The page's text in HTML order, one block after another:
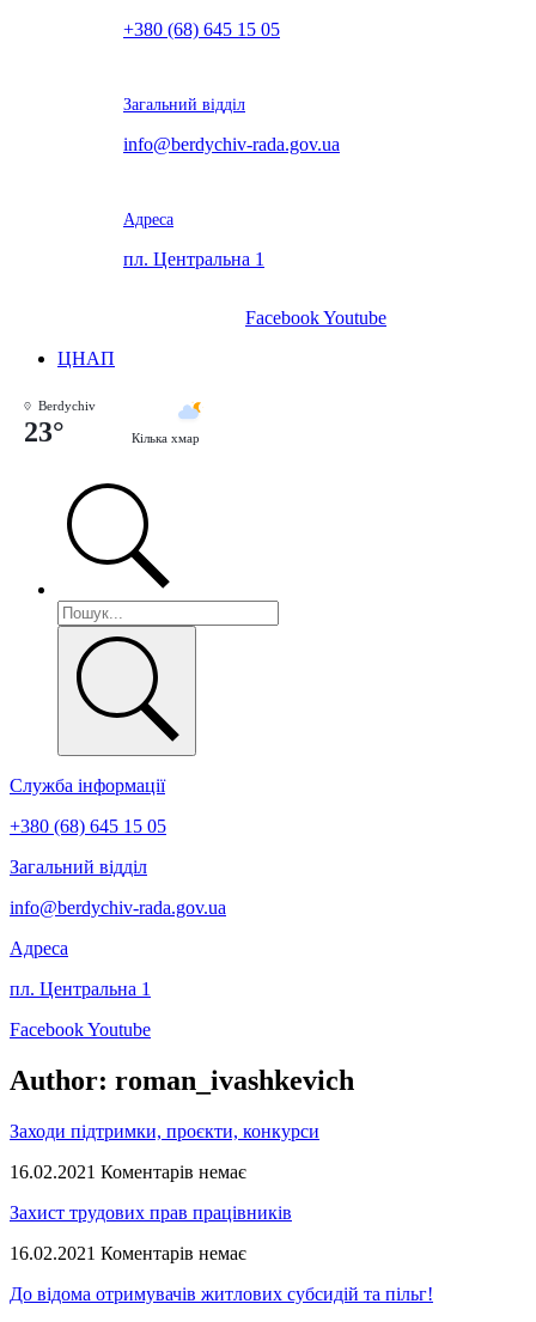
+380 (68) 645 15 05
Загальний відділ
info@berdychiv-rada.gov.ua
Адреса
пл. Центральна 1
FacebookYoutube
ЦНАП
Berdychiv
23° Кілька хмар
Служба інформації
+380 (68) 645 15 05
Загальний відділ
info@berdychiv-rada.gov.ua
Адреса
пл. Центральна 1
FacebookYoutube
Author: roman_ivashkevich
Заходи підтримки, проєкти, конкурси
16.02.2021 Коментарів немає
Захист трудових прав працівників
16.02.2021 Коментарів немає
До відома отримувачів житлових субсидій та пільг!